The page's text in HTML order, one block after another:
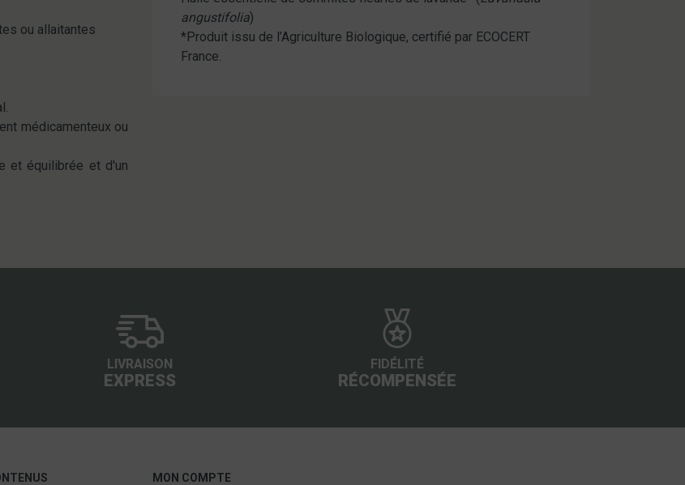
ou allaitantes
médicamenteux ou
et équilibrée et d'un
angustifolia)
*Produit issu de l’Agriculture Biologique, certifié par ECOCERT
France.
LIVRAISON
EXPRESS
FIDÉLITÉ
RÉCOMPENSÉE
MON COMPTE